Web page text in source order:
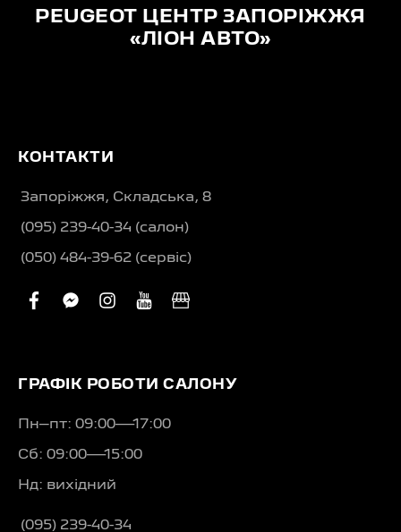
PEUGEOT ЦЕНТР ЗАПОРІЖЖЯ
«ЛІОН АВТО»
КОНТАКТИ
Запоріжжя, Складська, 8
(095) 239-40-34 (салон)
(050) 484-39-62 (сервіс)
facebook
facebook-
instagram
youtube
business
ГРАФІК РОБОТИ САЛОНУ
Пн–пт: 09:00—17:00
Сб: 09:00—15:00
Нд: вихідний
(095) 239-40-34